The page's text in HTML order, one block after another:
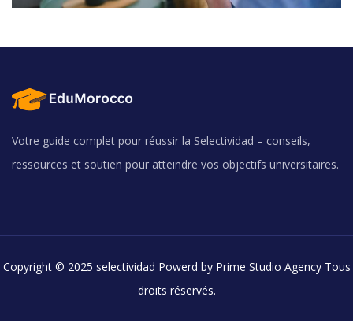
Votre guide complet pour réussir la Selectividad – conseils,
ressources et soutien pour atteindre vos objectifs universitaires.
Copyright © 2025 selectividad Powerd by Prime Studio Agency Tous
droits réservés.